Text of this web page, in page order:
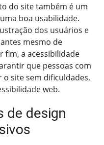
do site também é um
boa usabilidade.
dos usuários e
mesmo de
fim, a acessibilidade
que pessoas com
o site sem dificuldades,
web.
de design